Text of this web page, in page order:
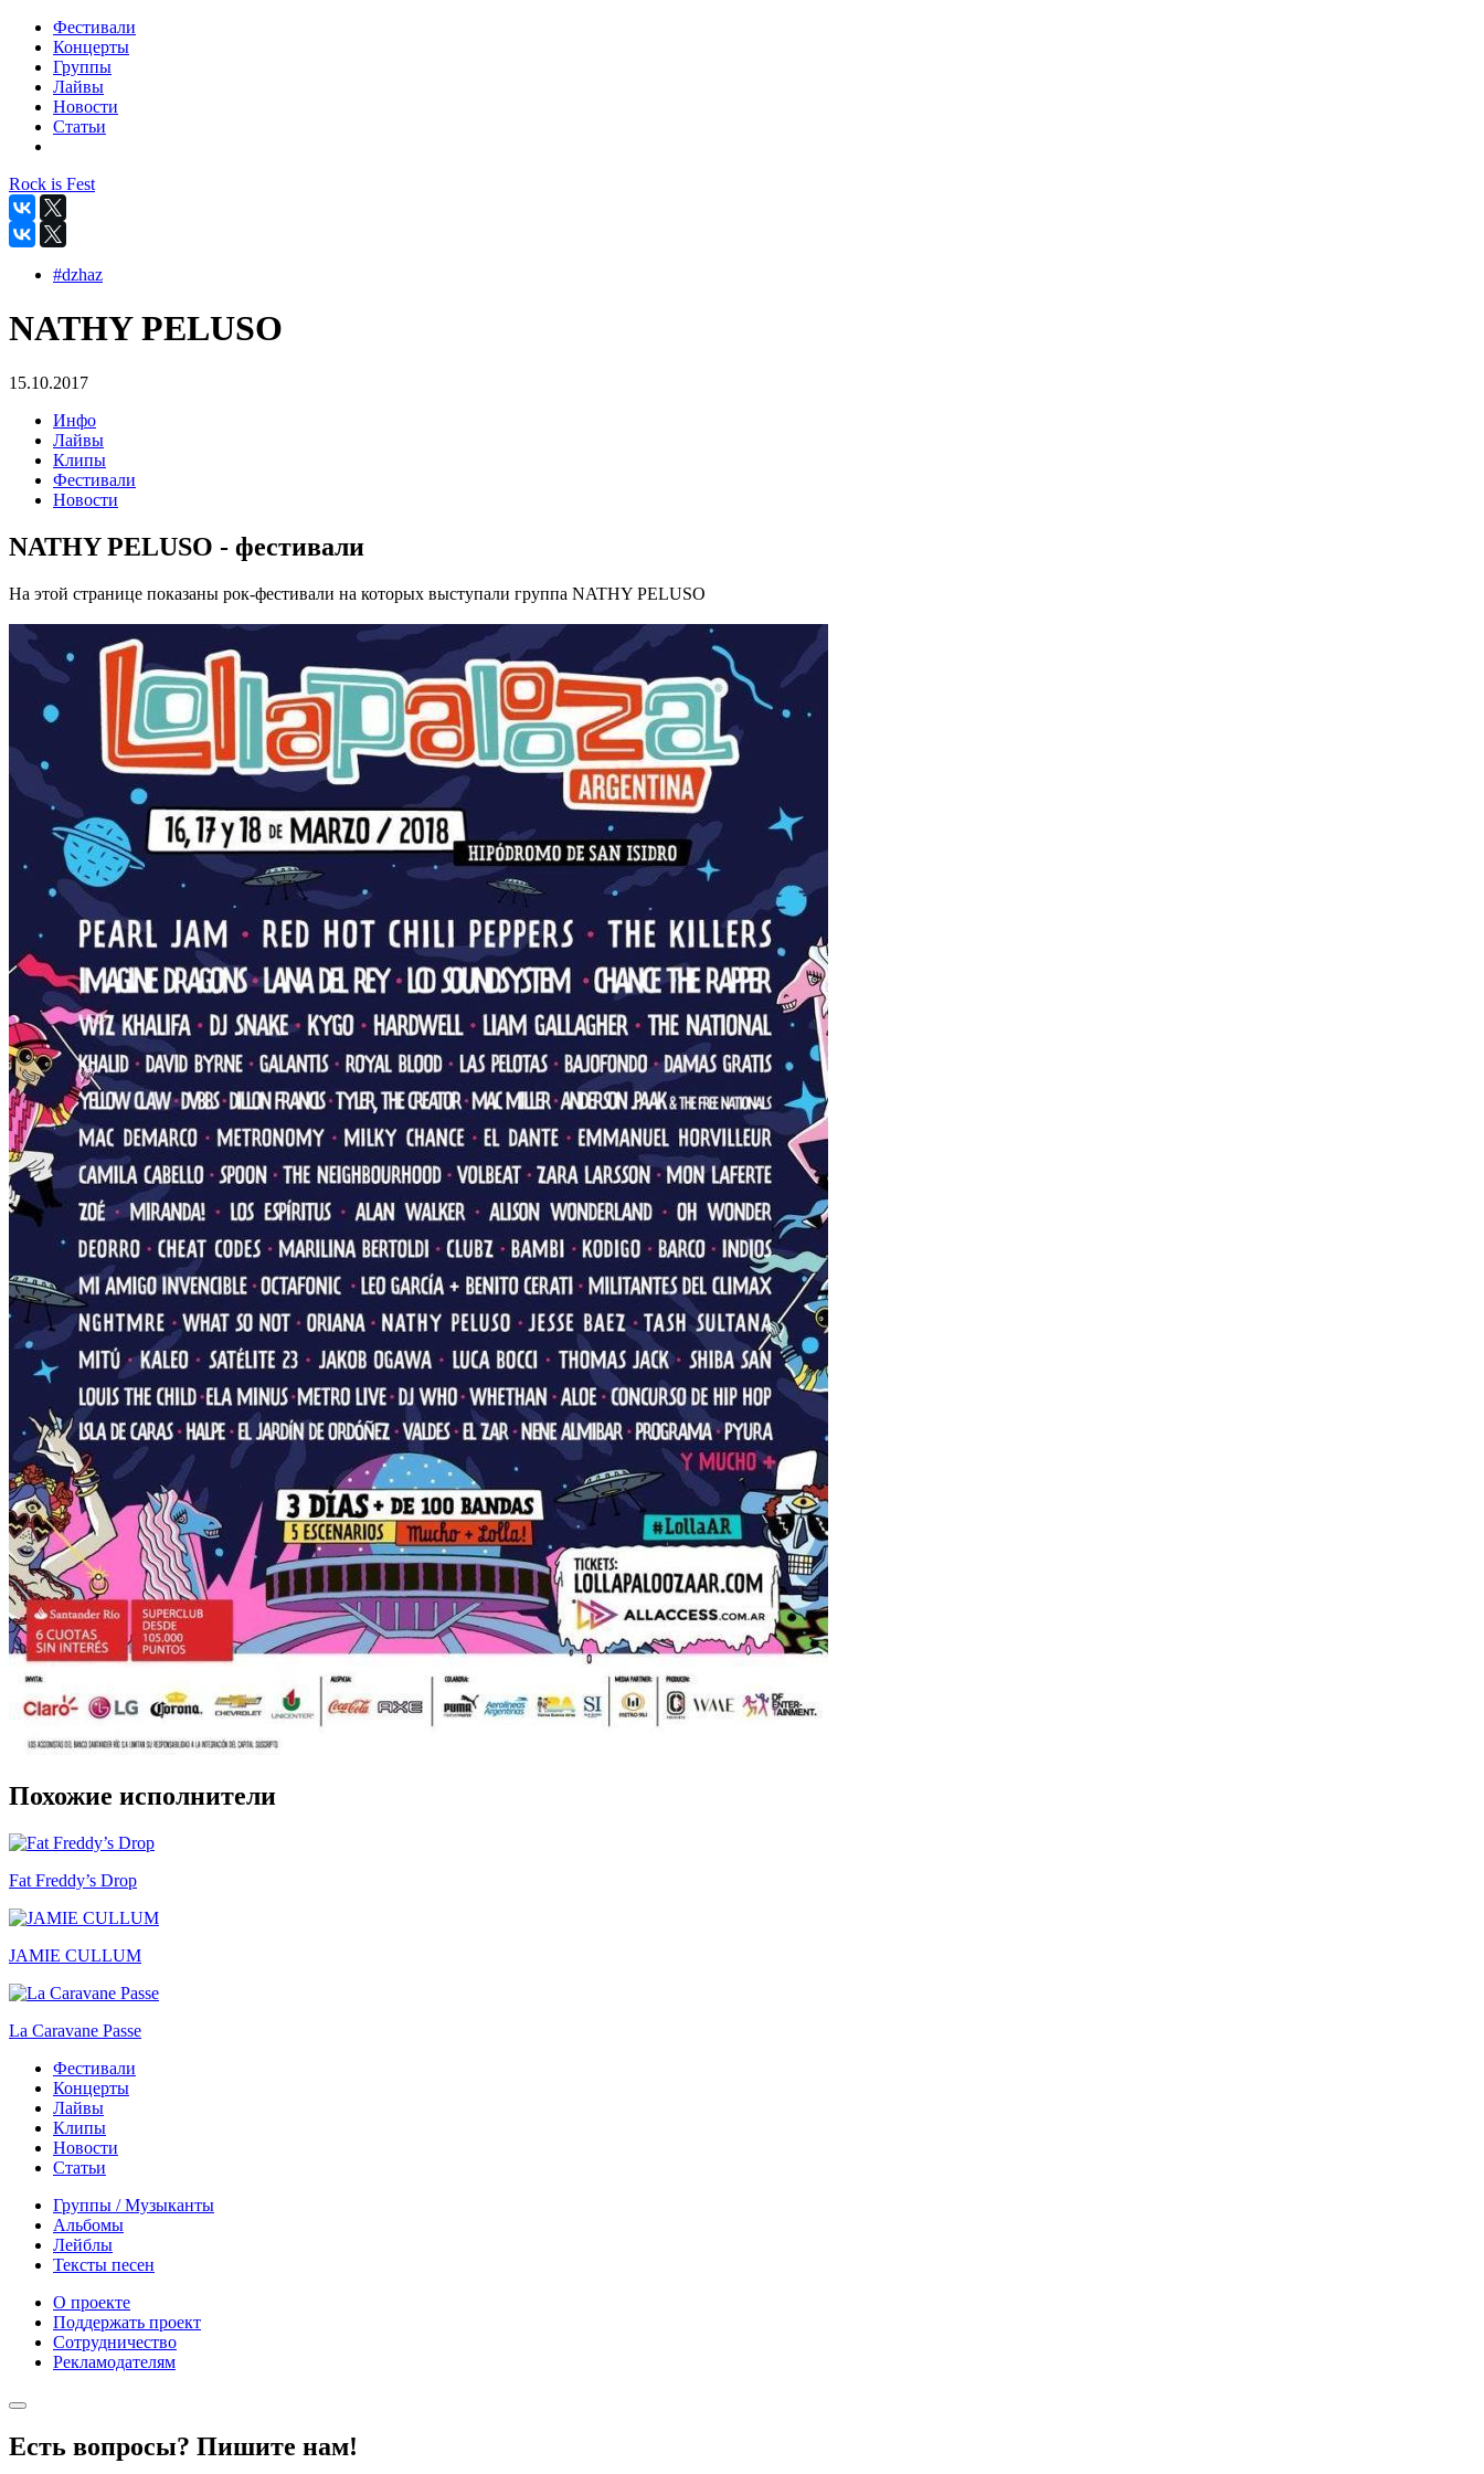
Фестивали
Концерты
Группы
Лайвы
Новости
Статьи
Rock is Fest
#dzhaz
NATHY PELUSO
15.10.2017
Инфо
Лайвы
Клипы
Фестивали
Новости
NATHY PELUSO - фестивали
На этой странице показаны рок-фестивали на которых выступали группа NATHY PELUSO
Похожие исполнители
Fat Freddy’s Drop
JAMIE CULLUM
La Caravane Passe
Фестивали
Концерты
Лайвы
Клипы
Новости
Статьи
Группы / Музыканты
Альбомы
Лейблы
Тексты песен
О проекте
Поддержать проект
Сотрудничество
Рекламодателям
Есть вопросы? Пишите нам!